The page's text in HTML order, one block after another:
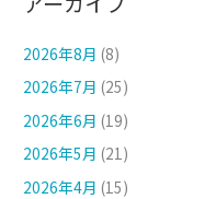
2026年8月 (8)
2026年7月 (25)
2026年6月 (19)
2026年5月 (21)
2026年4月 (15)